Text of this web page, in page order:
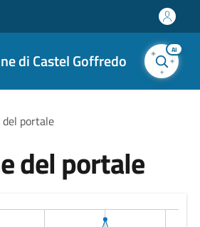
di Castel Goffredo
AI
portale
del portale